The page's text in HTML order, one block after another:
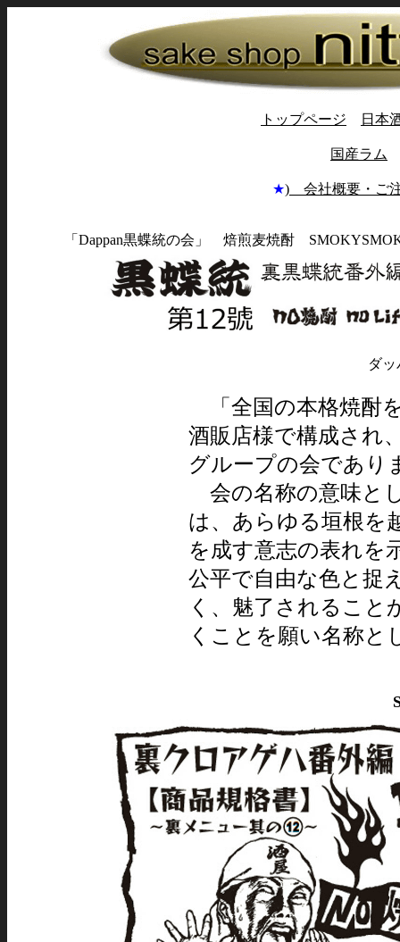
トップページ 日本
国産ラム
★) 会社概要・ご
「Dappan黒蝶統の会」 焙煎麦焼酎
ダ
「全国の本格焼酎
酒販店様で構成され
グループの会であり
会の名称の意味と
は、あらゆる垣根を
を成す意志の表れを
公平で自由な色と捉
く、魅了されること
くことを願い名称と